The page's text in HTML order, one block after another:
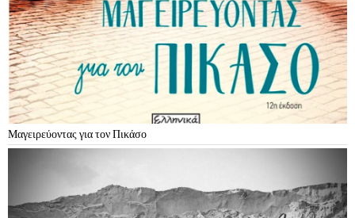
Μαγειρεύοντας για τον Πικάσο